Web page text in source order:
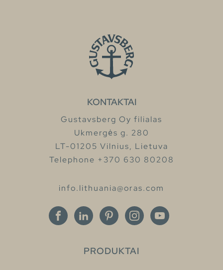
KONTAKTAI
Gustavsberg Oy filialas
Ukmergės g. 280
LT-01205 Vilnius, Lietuva
Telephone +370 630 80208
info.lithuania@oras.com
PRODUKTAI